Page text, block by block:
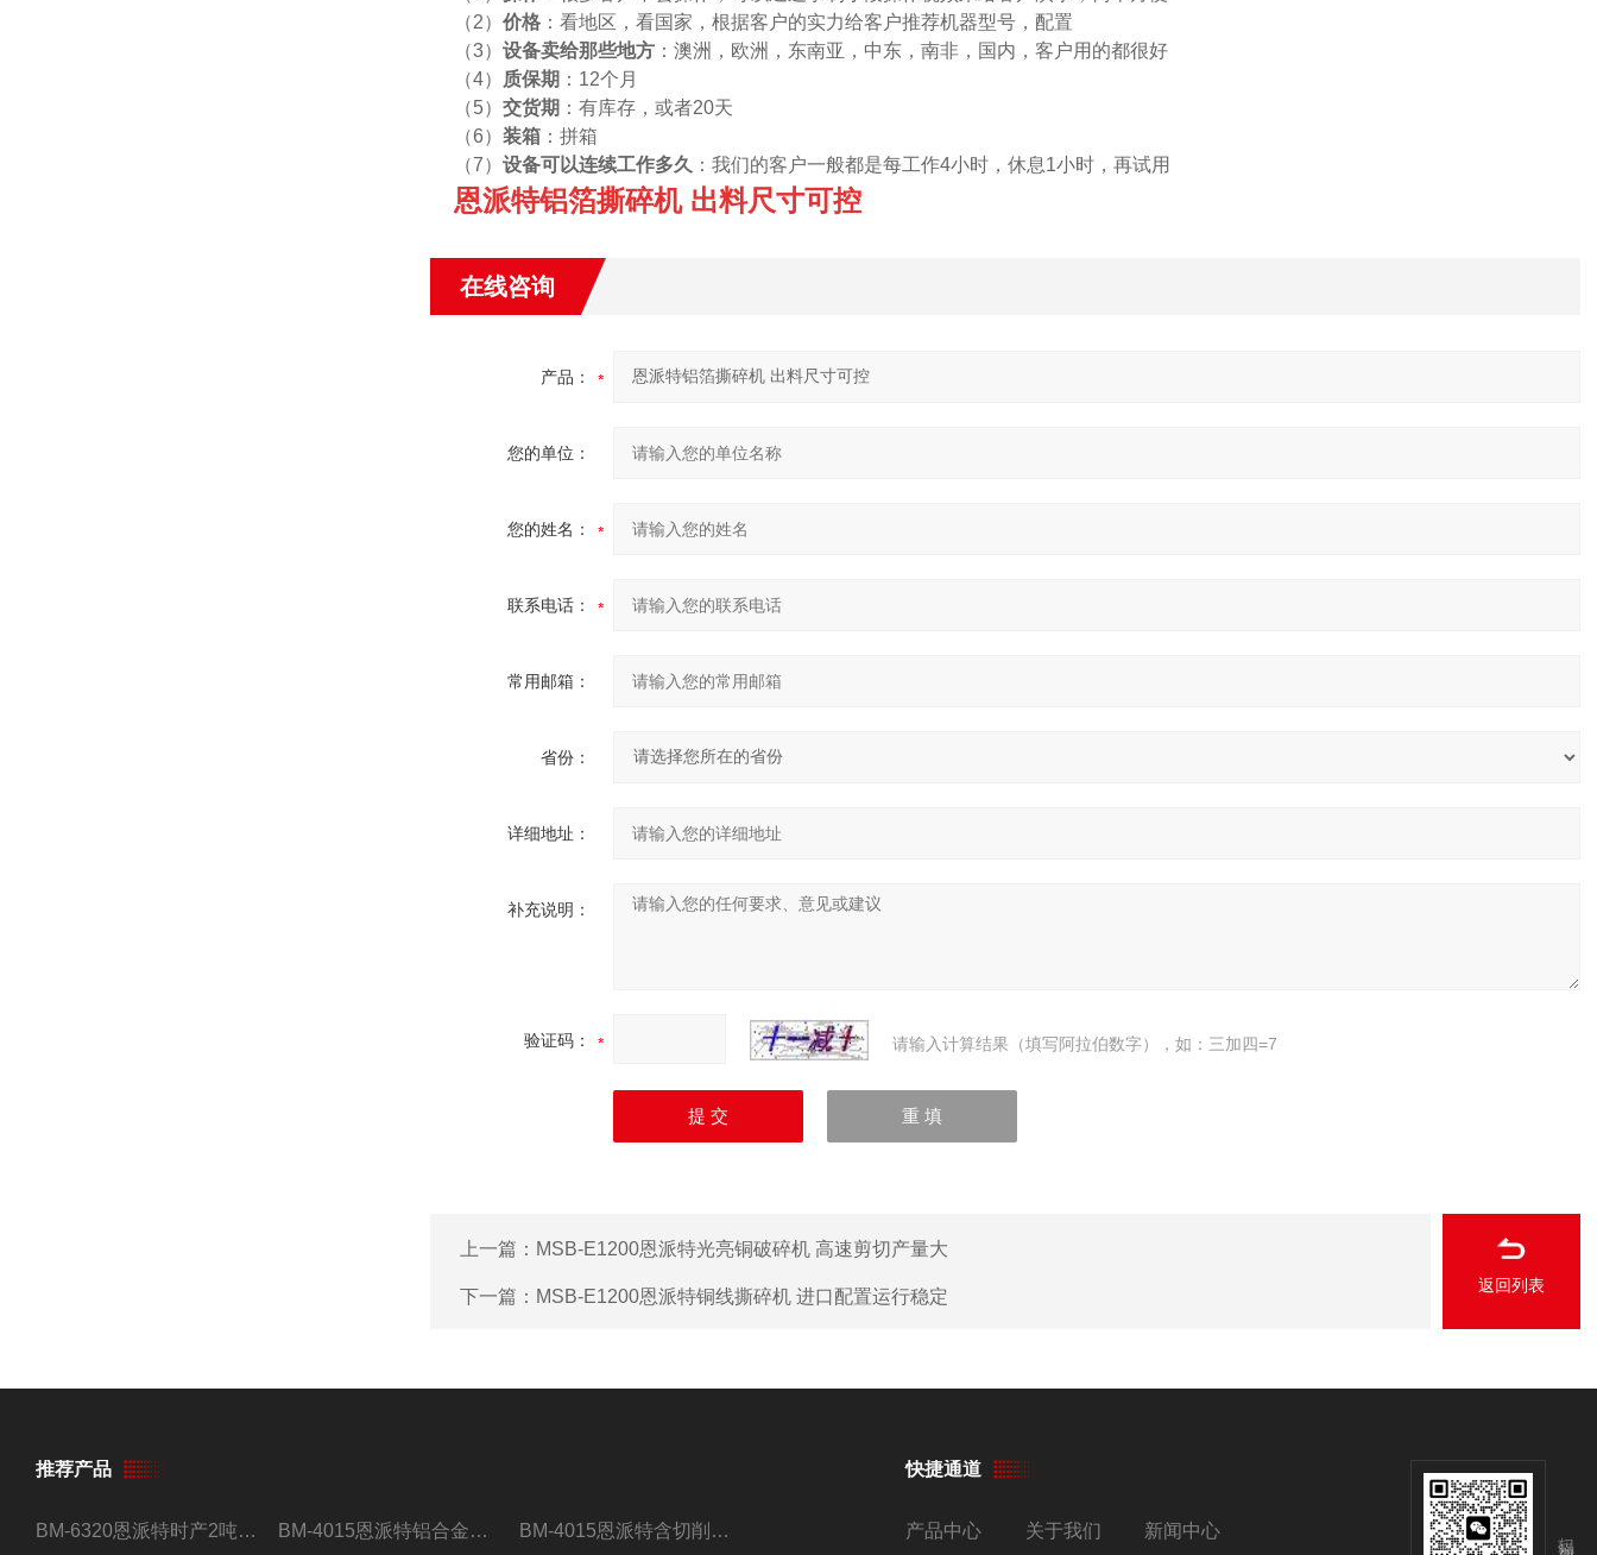
（2） 价格：看地区，看国家，根据客户的实力给客户推荐机器型号，配置
（3） 设备卖给那些地方：澳洲，欧洲，东南亚，中东，南非，国内，客户用的都很好
（4）
质保期 ：12个月
（5） 交货期 ：有库存，或者20天
（6） 装箱：拼箱
（7） 设备可以连续工作多久 ：我们的客户一般都是每工作4小时，休息1小时，再试用
恩派特铝箔撕碎机 出料尺寸可控
在线咨询
产品：
您的单位：
您的姓名：
联系电话：
常用邮箱：
省份：
详细地址：
补充说明：
验证码： 请输入计算结果（填写阿拉伯数字），如：三加四=7
上一篇： MSB-E1200恩派特光亮铜破碎机 高速剪切产量大
下一篇： MSB-E1200恩派特铜线撕碎机 进口配置运行稳定
返回列表
推荐产品
BM-6320恩派特时产2吨合金钢屑压饼机 BM-4015恩派特铝合金屑压饼机 脱油效果好 BM-4015恩派特含切削油铝屑压饼机
快捷通道
产品中心 关于我们 新闻中心